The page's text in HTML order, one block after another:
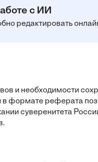
с ИИ
редактировать
и необходимости
формате реферата
суверенитета